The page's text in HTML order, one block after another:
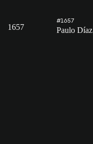
1657
#1657
Paulo Díaz